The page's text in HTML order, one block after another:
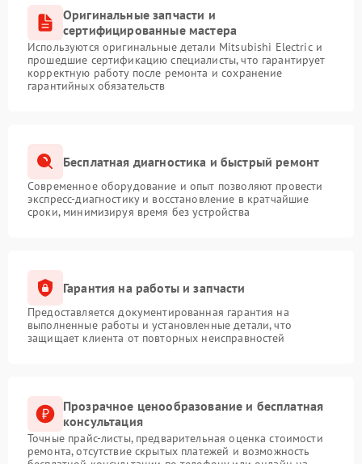
Оригинальные запчасти и
сертифицированные мастера
Используются оригинальные детали Mitsubishi Electric и
прошедшие сертификацию специалисты, что гарантирует
корректную работу после ремонта и сохранение
гарантийных обязательств
Бесплатная диагностика и быстрый ремонт
Современное оборудование и опыт позволяют провести
экспресс-диагностику и восстановление в кратчайшие
сроки, минимизируя время без устройства
Гарантия на работы и запчасти
Предоставляется документированная гарантия на
выполненные работы и установленные детали, что
защищает клиента от повторных неисправностей
Прозрачное ценообразование и бесплатная
консультация
Точные прайс-листы, предварительная оценка стоимости
ремонта, отсутствие скрытых платежей и возможность